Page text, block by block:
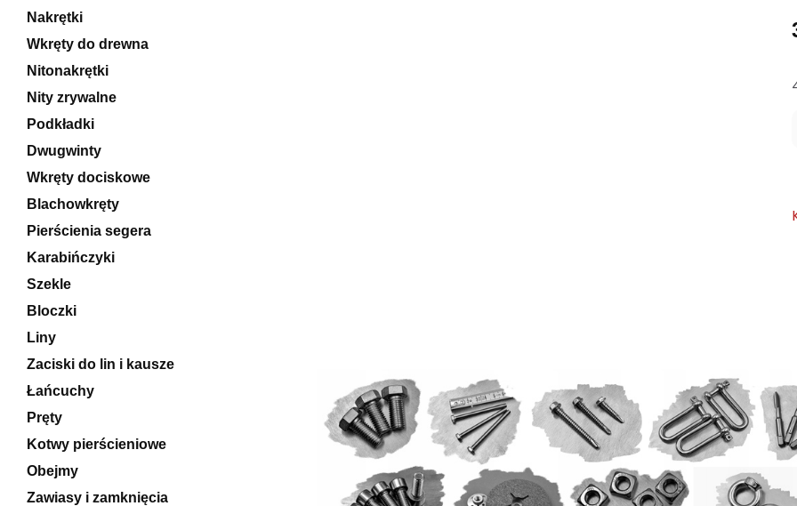
Nakrętki
Wkręty do drewna
Nitonakrętki
Nity zrywalne
Podkładki
Dwugwinty
Wkręty dociskowe
Blachowkręty
Pierścienia segera
Karabińczyki
Szekle
Bloczki
Liny
Zaciski do lin i kausze
Łańcuchy
Pręty
Kotwy pierścieniowe
Obejmy
Zawiasy i zamknięcia